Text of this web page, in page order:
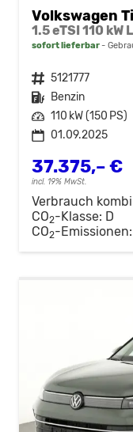
Volkswagen
sofort lieferbar
Fahrzeugnr. 5121777
Kraftstoff Benzin
Leistung 110 kW (150 PS)
01.09.2025
37.375,– €
incl. 19% MwSt.
Verbrauch
CO2-Klasse: D
CO2-Emissionen: